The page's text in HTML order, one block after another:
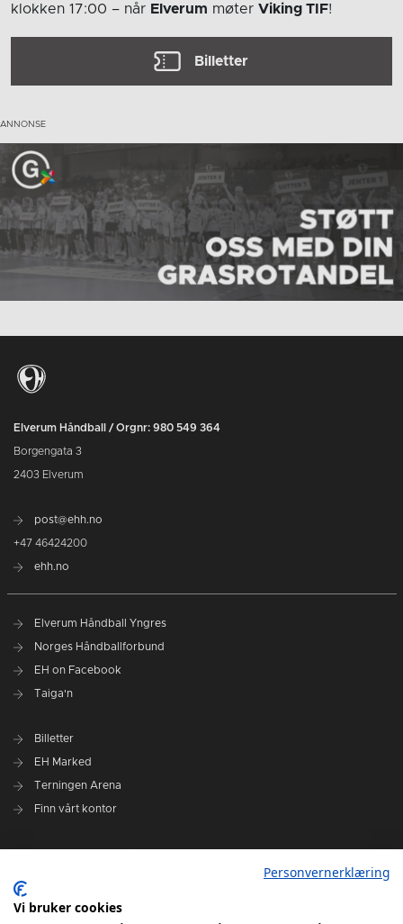
klokken 17:00 – når Elverum møter Viking TIF!
Billetter
Elverum Håndball / Orgnr: 980 549 364
Borgengata 3
2403 Elverum
post@ehh.no
+47 46424200
ehh.no
Elverum Håndball Yngres
Norges Håndballforbund
EH on Facebook
Taiga'n
Billetter
EH Marked
Terningen Arena
Finn vårt kontor
Administrasjonen i Elverum Håndball
Personvernerklæring
Vi bruker cookies